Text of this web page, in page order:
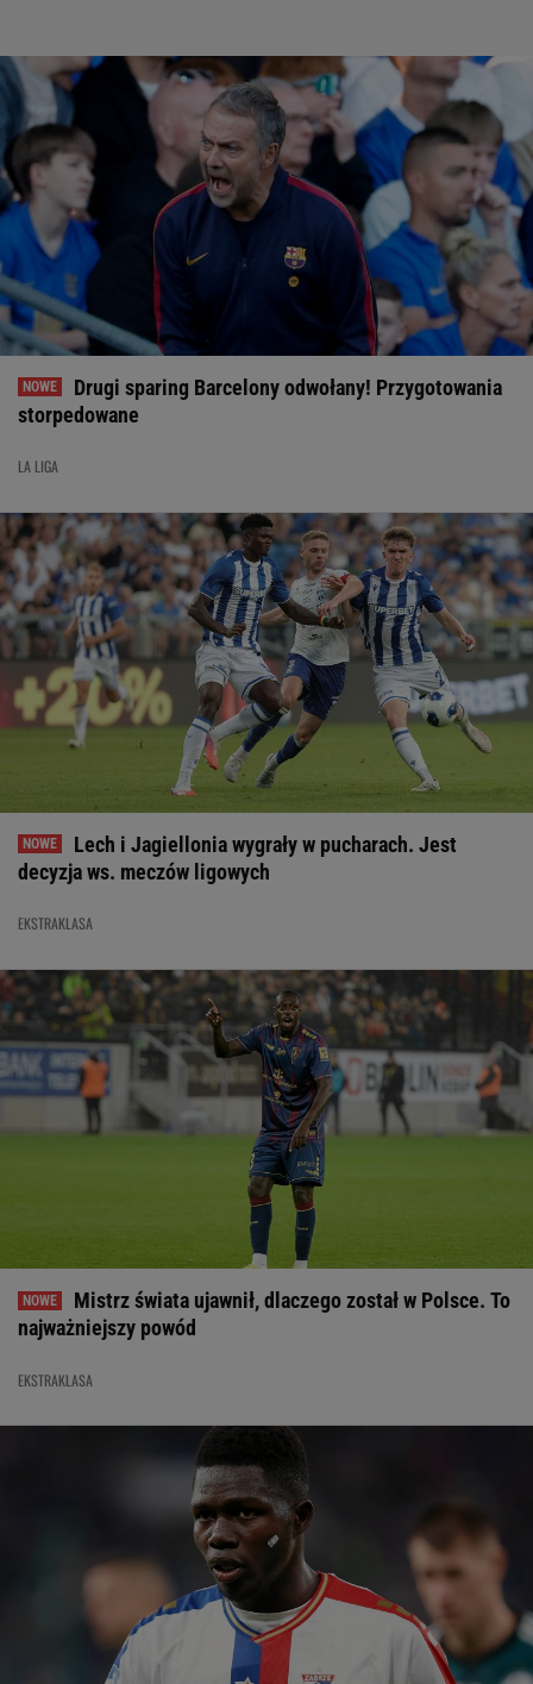
Drugi sparing Barcelony odwołany! Przygotowania
storpedowane
LA LIGA
Lech i Jagiellonia wygrały w pucharach. Jest
decyzja ws. meczów ligowych
EKSTRAKLASA
Mistrz świata ujawnił, dlaczego został w Polsce. To
najważniejszy powód
EKSTRAKLASA